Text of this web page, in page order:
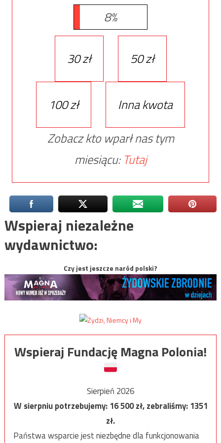
8%
30 zł 50 zł
100 zł
Inna kwota
Zobacz kto wparł nas tym
miesiącu: Tutaj
Wspieraj niezależne
wydawnictwo:
Czy jest jeszcze naród polski?
Wspieraj Fundację Magna Polonia!
Sierpień 2026
W sierpniu potrzebujemy:16 500zł, zebraliśmy:1351
zł.
Państwa wsparcie jest niezbędne dla funkcjonowania